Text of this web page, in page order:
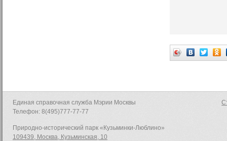
Единая справочная служба Мэрии Москвы
Телефон: 8(495)777-77-77
Природно-исторический парк «Кузьминки-Люблино»
109439, Москва, Кузьминская, 10